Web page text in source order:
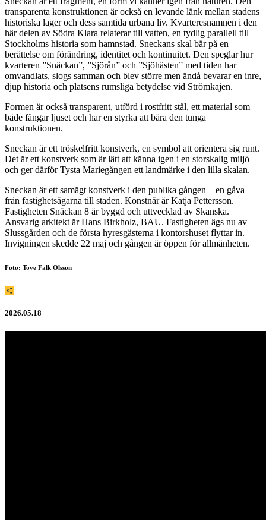
transparenta konstruktionen är också en levande länk mellan stadens
historiska lager och dess samtida urbana liv. Kvarteresnamnen i den
här delen av Södra Klara relaterar till vatten, en tydlig parallell till
Stockholms historia som hamnstad. Sneckans skal bär på en
berättelse om förändring, identitet och kontinuitet. Den speglar hur
kvarteren ”Snäckan”, ”Sjörån” och ”Sjöhästen” med tiden har
omvandlats, slogs samman och blev större men ändå bevarar en inre,
djup historia och platsens rumsliga betydelse vid Strömkajen.
Formen är också transparent, utförd i rostfritt stål, ett material som
både fångar ljuset och har en styrka att bära den tunga
konstruktionen.
Sneckan är ett tröskelfritt konstverk, en symbol att orientera sig runt.
Det är ett konstverk som är lätt att känna igen i en storskalig miljö
och ger därför Tysta Mariegången ett landmärke i den lilla skalan.
Sneckan är ett samägt konstverk i den publika gången – en gåva
från fastighetsägarna till staden. Konstnär är Katja Pettersson.
Fastigheten Snäckan 8 är byggd och uttvecklad av Skanska.
Ansvarig arkitekt är Hans Birkholz, BAU. Fastigheten ägs nu av
Slussgården och de första hyresgästerna i kontorshuset flyttar in.
Invigningen skedde 22 maj och gången är öppen för allmänheten.
Foto: Tove Falk Olsson
2026.05.18